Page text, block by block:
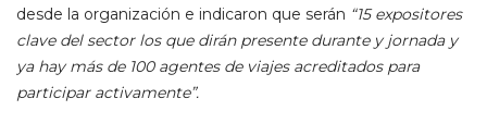
desde la organización e indicaron que serán “15 expositores
clave del sector los que dirán presente durante y jornada y
ya hay más de 100 agentes de viajes acreditados para
participar activamente”.